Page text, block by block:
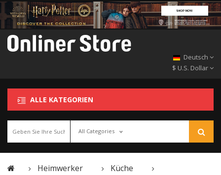
Deutsch
$ U.S. Dollar
ALLE KATEGORIEN
All Categories
Heimwerker Küche